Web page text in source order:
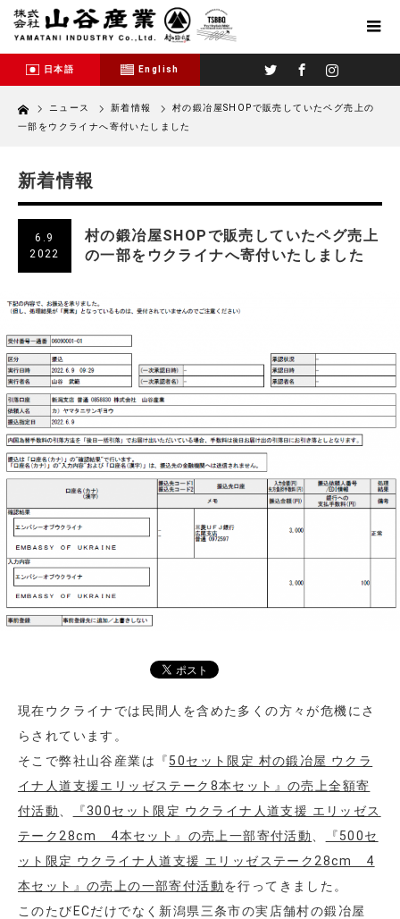
日本語 English
Home ニュース 新着情報
村の鍛冶屋SHOPで販売していたペグ売上の
一部をウクライナへ寄付いたしました
新着情報
6.9
2022
村の鍛冶屋SHOPで販売していたペグ売上
の一部をウクライナへ寄付いたしました
現在ウクライナでは民間人を含めた多くの方々が危機にさ
らされています。
そこで弊社山谷産業は『50セット限定 村の鍛冶屋 ウクラ
イナ人道支援エリッゼステーク8本セット』の売上全額寄
付活動
『300セット限定 ウクライナ人道支援 エリッゼス
テーク28cm 4本セット』の売上一部寄付活動
『500セ
ット限定 ウクライナ人道支援 エリッゼステーク28cm 4
本セット』の売上の一部寄付活動を行ってきました。
このたびECだけでなく新潟県三条市の実店舗村の鍛冶屋